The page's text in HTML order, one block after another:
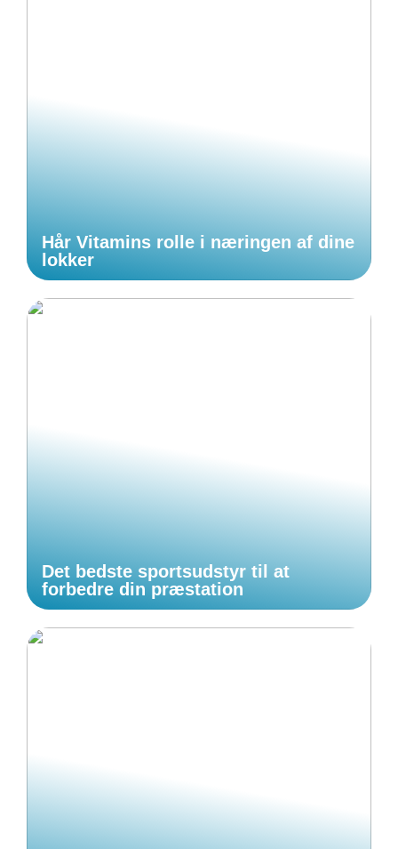
Hår Vitamins rolle i næringen af dine
lokker
Det bedste sportsudstyr til at
forbedre din præstation